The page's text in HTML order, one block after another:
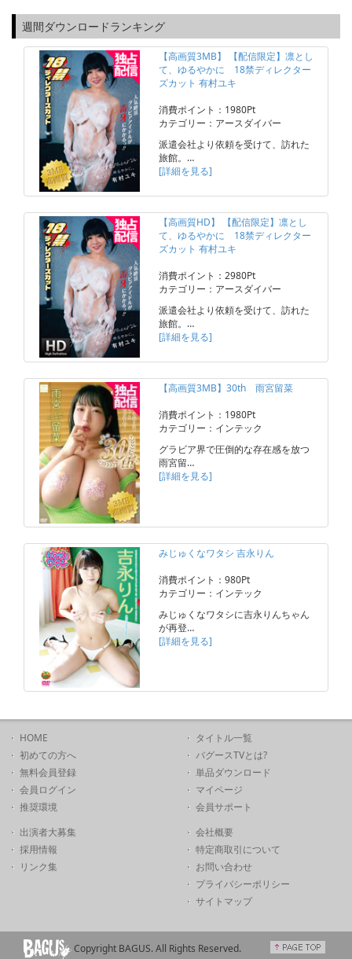
週間ダウンロードランキング
【高画質3MB】 【配信限定】凛とし
て、ゆるやかに 18禁ディレクター
ズカット 有村ユキ
消費ポイント：1980Pt
カテゴリー：アースダイバー
派遣会社より依頼を受けて、訪れた
旅館。…
[詳細を見る]
【高画質HD】 【配信限定】凛とし
て、ゆるやかに 18禁ディレクター
ズカット 有村ユキ
消費ポイント：2980Pt
カテゴリー：アースダイバー
派遣会社より依頼を受けて、訪れた
旅館。…
[詳細を見る]
【高画質3MB】30th 雨宮留菜
消費ポイント：1980Pt
カテゴリー：インテック
グラビア界で圧倒的な存在感を放つ
雨宮留…
[詳細を見る]
みじゅくなワタシ 吉永りん
消費ポイント：980Pt
カテゴリー：インテック
みじゅくなワタシに吉永りんちゃん
が再登…
[詳細を見る]
HOME
初めての方へ
無料会員登録
会員ログイン
推奨環境
タイトル一覧
バグースTVとは?
単品ダウンロード
マイページ
会員サポート
出演者大募集
採用情報
リンク集
会社概要
特定商取引について
お問い合わせ
プライバシーポリシー
サイトマップ
Copyright BAGUS. All Rights Reserved.